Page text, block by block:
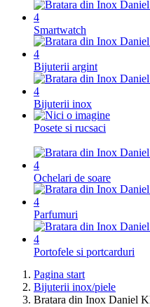
Smartwatch
Bijuterii argint
Bijuterii inox
Posete si rucsaci
Ochelari de soare
Parfumuri
Portofele si portcarduri
Pagina start
Bijuterii inox/piele
Bratara din Inox Daniel